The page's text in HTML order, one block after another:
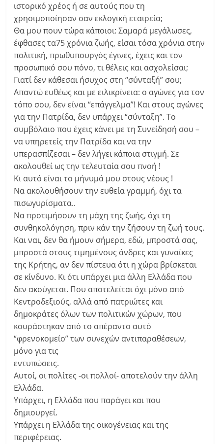
ιστορικό χρέος ή σε αυτούς που τη
χρησιμοποίησαν σαν εκλογική εταιρεία;
Θα μου πουν τώρα κάποιοι: Σαμαρά μεγάλωσες,
έφθασες τα75 χρόνια ζωής, είσαι τόσα χρόνια στην
πολιτική, πρωθυπουργός έγινες, έχεις και τον
προσωπικό σου πόνο, τι θέλεις και ασχολείσαι;
Γιατί δεν κάθεσαι ήσυχος στη “σύνταξή” σου;
Απαντώ ευθέως και με ειλικρίνεια: ο αγώνες για τον
τόπο σου, δεν είναι “επάγγελμα”! Και στους αγώνες
για την Πατρίδα, δεν υπάρχει “σύνταξη”. Το
συμβόλαιο που έχεις κάνει με τη Συνείδησή σου –
να υπηρετείς την Πατρίδα και να την
υπερασπίζεσαι – δεν λήγει κάποια στιγμή. Σε
ακολουθεί ως την τελευταία σου πνοή !
Κι αυτό είναι το μήνυμά μου στους νέους !
Να ακολουθήσουν την ευθεία γραμμή, όχι τα
πισωγυρίσματα..
Να προτιμήσουν τη μάχη της ζωής, όχι τη
συνθηκολόγηση, πριν κάν την ζήσουν τη ζωή τους.
Και ναι, δεν θα ήμουν σήμερα, εδώ, μπροστά σας,
μπροστά στους τιμημένους άνδρες και γυναίκες
της Κρήτης, αν δεν πίστευα ότι η χώρα βρίσκεται
σε κίνδυνο. Κι ότι υπάρχει μια άλλη Ελλάδα που
δεν ακούγεται. Που αποτελείται όχι μόνο από
Κεντροδεξιούς, αλλά από πατριώτες και
δημοκράτες όλων των πολιτικών χώρων, που
κουράστηκαν από το απέραντο αυτό
“φρενοκομείο” των συνεχών αντιπαραθέσεων,
μόνο για τις
εντυπώσεις.
Αυτοί, οι πολίτες -οι πολλοί- αποτελούν την άλλη
Ελλάδα.
Υπάρχει, η Ελλάδα που παράγει και που
δημιουργεί.
Υπάρχει η Ελλάδα της οικογένειας και της
περιφέρειας.